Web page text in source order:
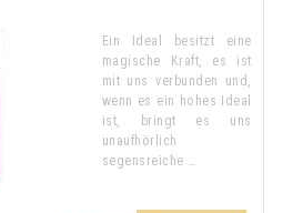
Ein Ideal besitzt eine
magische Kraft, es ist
mit uns verbunden und,
wenn es ein hohes Ideal
ist, bringt es uns
unaufhörlich
segensreiche …